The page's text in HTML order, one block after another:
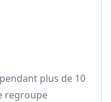
plus de 10
regroupe